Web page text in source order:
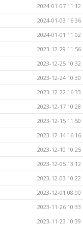
2024-01-07 11:12
2024-01-03 16:36
2024-01-01 11:02
2023-12-29 11:56
2023-12-25 10:32
2023-12-24 10:30
2023-12-22 16:33
2023-12-17 10:28
2023-12-15 11:50
2023-12-14 16:16
2023-12-10 10:25
2023-12-05 13:12
2023-12-03 10:22
2023-12-01 08:00
2023-11-26 10:33
2023-11-23 10:39